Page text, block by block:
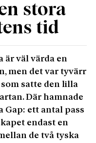
stora
tid
är väl värda en
men det var tyvärr
satte den lilla
Där hamnade
Gap: ett antal pass
endast en
de två tyska